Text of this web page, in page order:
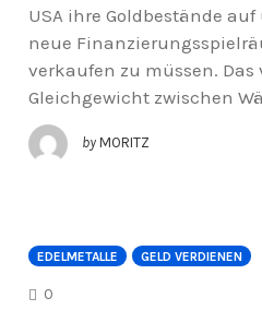
USA ihre Goldbestände
neue
verkaufen zu müssen. Das
Gleichgewicht zwischen
by MORITZ
EDELMETALLE GELD VERDIENEN
0